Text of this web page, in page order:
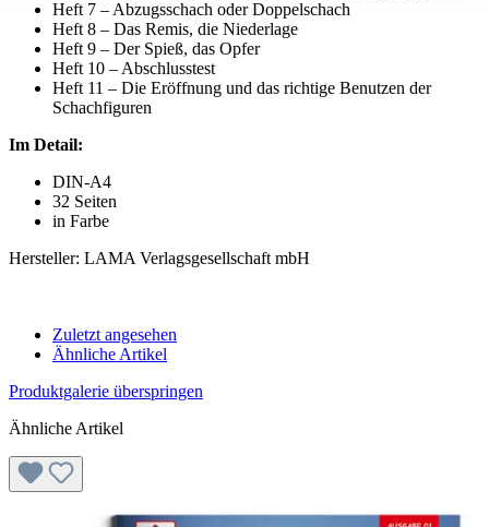
Heft 7 – Abzugsschach oder Doppelschach
Heft 8 – Das Remis, die Niederlage
Heft 9 – Der Spieß, das Opfer
Heft 10 – Abschlusstest
Heft 11 – Die Eröffnung und das richtige Benutzen der
Schachfiguren
Im Detail:
DIN-A4
32 Seiten
in Farbe
Hersteller: LAMA Verlagsgesellschaft mbH
Zuletzt angesehen
Ähnliche Artikel
Produktgalerie überspringen
Ähnliche Artikel